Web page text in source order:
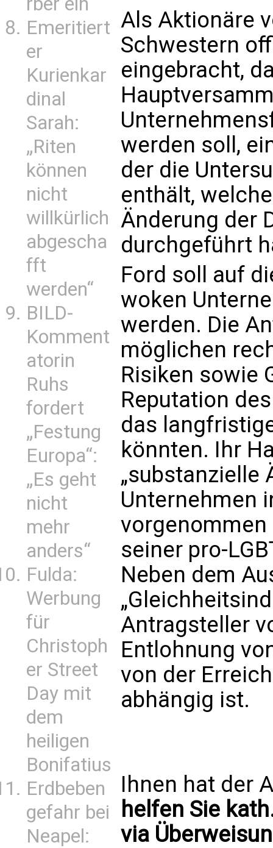
Emeritiert
er
Kurienkar
dinal
Sarah:
„Riten
können
nicht
willkürlich
abgescha
fft
werden“
BILD-
Komment
atorin
Ruhs
fordert
„Festung
Europa“:
„Es geht
nicht
mehr
anders“
Fulda:
Werbung
für
Christoph
er Street
Day mit
dem
heiligen
Bonifatius
Erdbeben
gefahr bei
Neapel:
Als Aktionäre
Schwestern
eingebracht,
werden soll,
der die
enthält,
Änderung der
durchgeführt
Ford soll auf
woken
werden. Die
möglichen
Risiken sowie
Reputation
das
könnten. Ihr
„substanzielle
Unternehmen
vorgenommen
seiner pro-
Neben dem
Antragsteller
Entlohnung
von der
abhängig ist.
Ihnen hat der
helfen Sie
via